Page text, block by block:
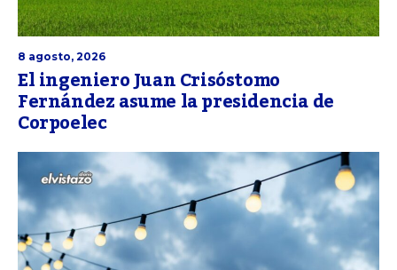
8 agosto, 2026
El ingeniero Juan Crisóstomo
Fernández asume la presidencia de
Corpoelec